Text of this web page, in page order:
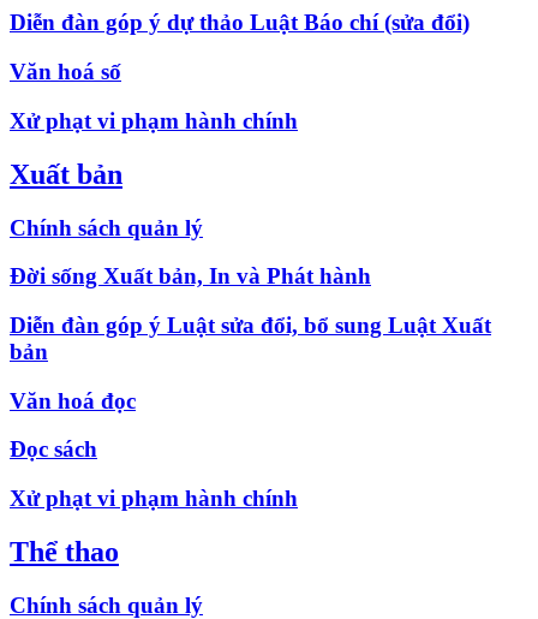
Diễn đàn góp ý dự thảo Luật Báo chí (sửa đổi)
Văn hoá số
Xử phạt vi phạm hành chính
Xuất bản
Chính sách quản lý
Đời sống Xuất bản, In và Phát hành
Diễn đàn góp ý Luật sửa đổi, bổ sung Luật Xuất
bản
Văn hoá đọc
Đọc sách
Xử phạt vi phạm hành chính
Thể thao
Chính sách quản lý